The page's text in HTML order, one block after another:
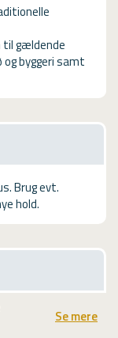
til gældende
byggeri samt
Brug evt.
hold.
Se mere